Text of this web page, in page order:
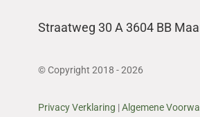
Straatweg 30 A 3604 BB
© Copyright 2018 - 2026
Privacy Verklaring |Algemene